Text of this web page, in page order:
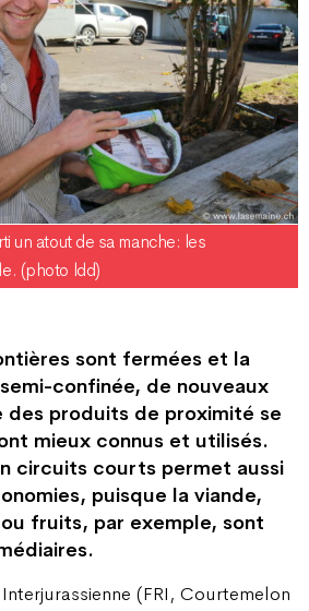
un atout de sa manche: les
(photo ldd)
sont fermées et la
confinée, de nouveaux
des produits de proximité se
mieux connus et utilisés.
circuits courts permet aussi
puisque la viande,
fruits, par exemple, sont
(FRI, Courtemelon